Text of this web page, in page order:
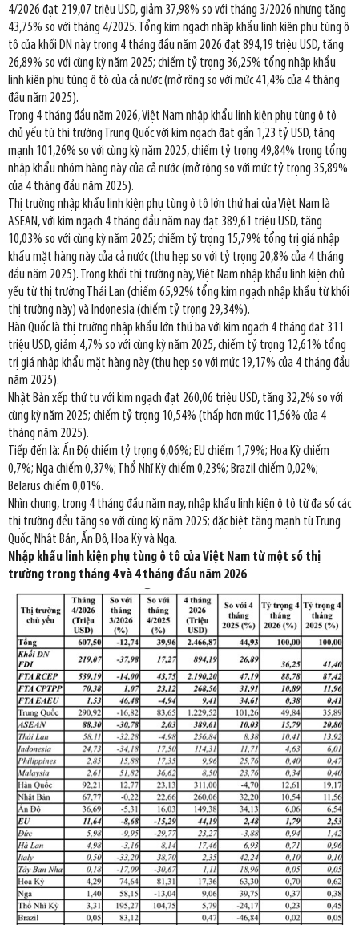
4/2026 đạt 219,07 triệu USD, giảm 37,98% so với tháng 3/2026 nhưng tăng
43,75% so với tháng 4/2025. Tổng kim ngạch nhập khẩu linh kiện phụ tùng ô
tô của khối DN này trong 4 tháng đầu năm 2026 đạt 894,19 triệu USD, tăng
26,89% so với cùng kỳ năm 2025; chiếm tỷ trọng 36,25% tổng nhập khẩu
linh kiện phụ tùng ô tô của cả nước (mở rộng so với mức 41,4% của 4 tháng
đầu năm 2025).
Trong 4 tháng đầu năm 2026, Việt Nam nhập khẩu linh kiện phụ tùng ô tô
chủ yếu từ thị trường Trung Quốc với kim ngạch đạt gần 1,23 tỷ USD, tăng
mạnh 101,26% so với cùng kỳ năm 2025, chiếm tỷ trọng 49,84% trong tổng
nhập khẩu nhóm hàng này của cả nước (mở rộng so với mức tỷ trọng 35,89%
của 4 tháng đầu năm 2025).
Thị trường nhập khẩu linh kiện phụ tùng ô tô lớn thứ hai của Việt Nam là
ASEAN, với kim ngạch 4 tháng đầu năm nay đạt 389,61 triệu USD, tăng
10,03% so với cùng kỳ năm 2025; chiếm tỷ trọng 15,79% tổng trị giá nhập
khẩu mặt hàng này của cả nước (thu hẹp so với tỷ trọng 20,8% của 4 tháng
đầu năm 2025). Trong khối thị trường này, Việt Nam nhập khẩu linh kiện chủ
yếu từ thị trường Thái Lan (chiếm 65,92% tổng kim ngạch nhập khẩu từ khối
thị trường này) và Indonesia (chiếm tỷ trọng 29,34%).
Hàn Quốc là thị trường nhập khẩu lớn thứ ba với kim ngạch 4 tháng đạt 311
triệu USD, giảm 4,7% so với cùng kỳ năm 2025, chiếm tỷ trọng 12,61% tổng
trị giá nhập khẩu mặt hàng này (thu hẹp so với mức 19,17% của 4 tháng đầu
năm 2025).
Nhật Bản xếp thứ tư với kim ngạch đạt 260,06 triệu USD, tăng 32,2% so với
cùng kỳ năm 2025; chiếm tỷ trọng 10,54% (thấp hơn mức 11,56% của 4
tháng năm 2025).
Tiếp đến là: Ấn Độ chiếm tỷ trọng 6,06%; EU chiếm 1,79%; Hoa Kỳ chiếm
0,7%; Nga chiếm 0,37%; Thổ Nhĩ Kỳ chiếm 0,23%; Brazil chiếm 0,02%;
Belarus chiếm 0,01%.
Nhìn chung, trong 4 tháng đầu năm nay, nhập khẩu linh kiện ô tô từ đa số các
thị trường đều tăng so với cùng kỳ năm 2025; đặc biệt tăng mạnh từ Trung
Quốc, Nhật Bản, Ấn Độ, Hoa Kỳ và Nga.
Nhập khẩu linh kiện phụ tùng ô tô của Việt Nam từ một số thị
trường trong tháng 4 và 4 tháng đầu năm 2026